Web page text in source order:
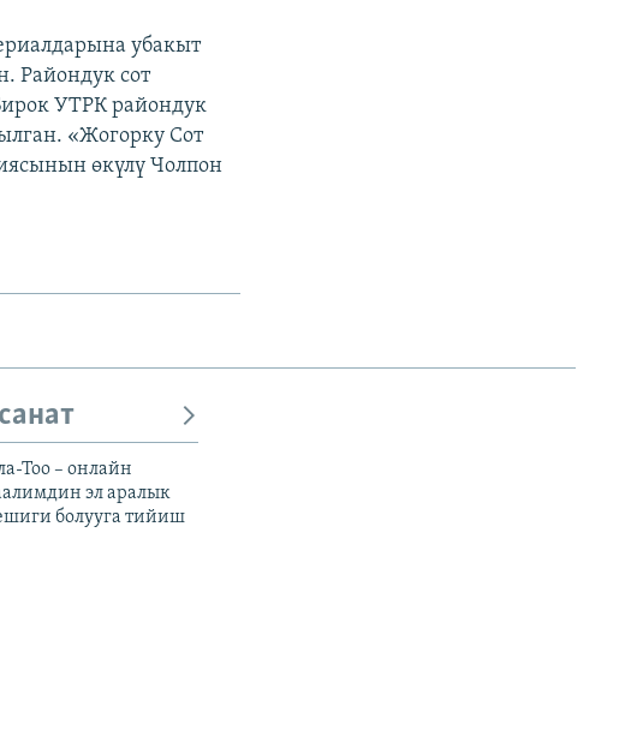
убакыт
Райондук сот
УТРК райондук
«Жогорку Сот
өкүлү Чолпон
Тоо – онлайн
эл аралык
болууга тийиш